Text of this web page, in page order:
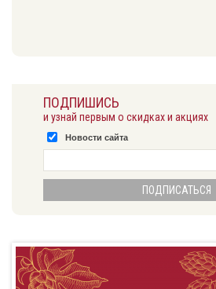
ПОДПИШИСЬ
и узнай первым о скидках и акциях
Новости сайта